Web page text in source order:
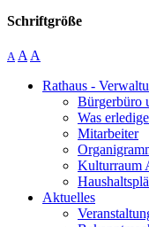
Schriftgröße
A A A
Rathaus -
Bürgerbüro
Was
Mitarbeiter
Kulturraum
Aktuelles